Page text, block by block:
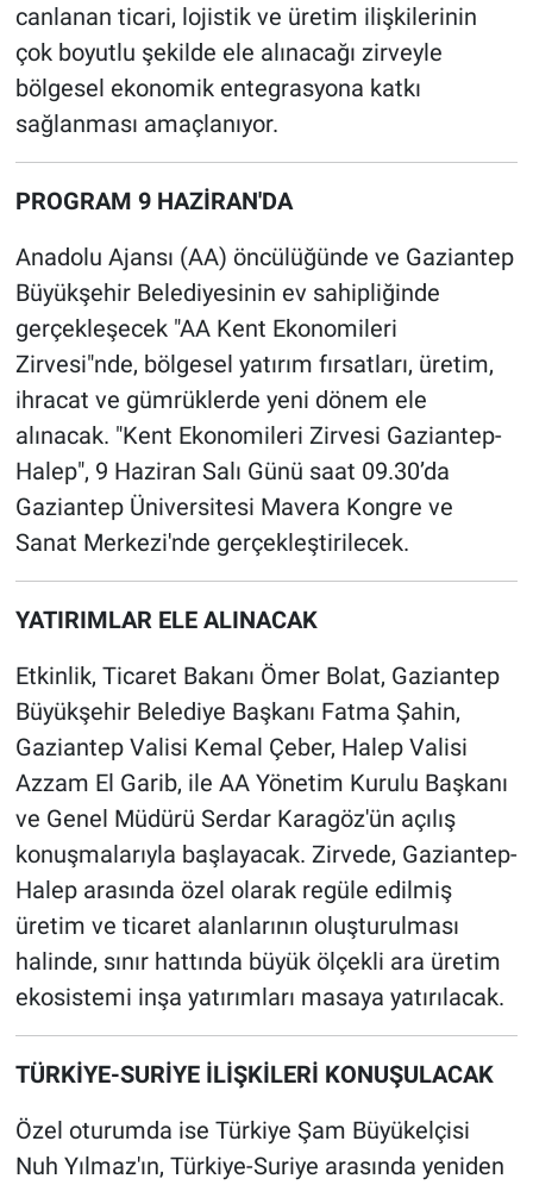
canlanan ticari, lojistik ve üretim ilişkilerinin
çok boyutlu şekilde ele alınacağı zirveyle
bölgesel ekonomik entegrasyona katkı
sağlanması amaçlanıyor.
PROGRAM 9 HAZİRAN'DA
Anadolu Ajansı (AA) öncülüğünde ve Gaziantep
Büyükşehir Belediyesinin ev sahipliğinde
gerçekleşecek "AA Kent Ekonomileri
Zirvesi"nde, bölgesel yatırım fırsatları, üretim,
ihracat ve gümrüklerde yeni dönem ele
alınacak. "Kent Ekonomileri Zirvesi Gaziantep-
Halep", 9 Haziran Salı Günü saat 09.30’da
Gaziantep Üniversitesi Mavera Kongre ve
Sanat Merkezi'nde gerçekleştirilecek.
YATIRIMLAR ELE ALINACAK
Etkinlik, Ticaret Bakanı Ömer Bolat, Gaziantep
Büyükşehir Belediye Başkanı Fatma Şahin,
Gaziantep Valisi Kemal Çeber, Halep Valisi
Azzam El Garib, ile AA Yönetim Kurulu Başkanı
ve Genel Müdürü Serdar Karagöz'ün açılış
konuşmalarıyla başlayacak. Zirvede, Gaziantep-
Halep arasında özel olarak regüle edilmiş
üretim ve ticaret alanlarının oluşturulması
halinde, sınır hattında büyük ölçekli ara üretim
ekosistemi inşa yatırımları masaya yatırılacak.
TÜRKİYE-SURİYE İLİŞKİLERİ KONUŞULACAK
Özel oturumda ise Türkiye Şam Büyükelçisi
Nuh Yılmaz'ın, Türkiye-Suriye arasında yeniden